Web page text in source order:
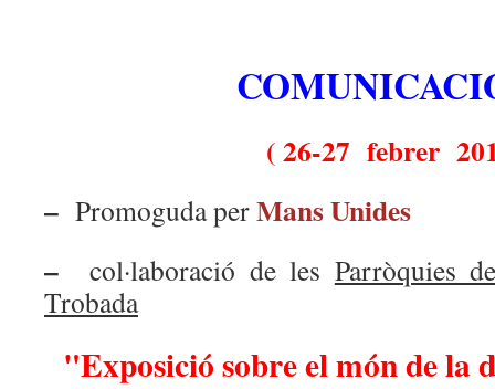
( 26-27 febrer
– Promoguda perMans Unides
–col·laboració de les Parròquies
Trobada
"Exposició sobre el món de la